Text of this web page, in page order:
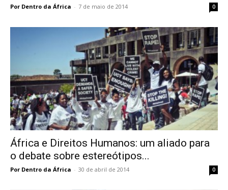
Por Dentro da África - 7 de maio de 2014 0
África e Direitos Humanos: um aliado para
o debate sobre estereótipos...
Por Dentro da África - 30 de abril de 2014 0